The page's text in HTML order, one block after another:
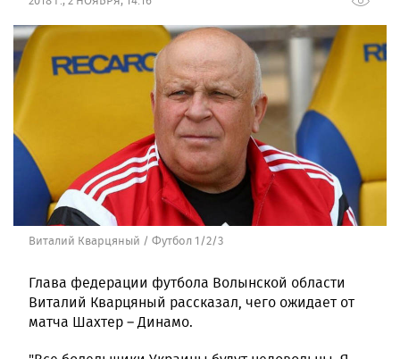
Виталий Кварцяный / Футбол 1/2/3
Глава федерации футбола Волынской области
Виталий Кварцяный рассказал, чего ожидает от
матча Шахтер – Динамо.